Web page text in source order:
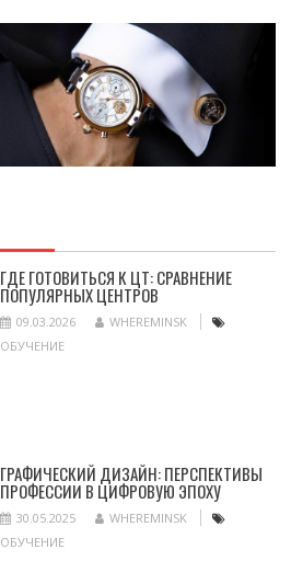
ГДЕ ГОТОВИТЬСЯ К ЦТ: СРАВНЕНИЕ
ПОПУЛЯРНЫХ ЦЕНТРОВ
09.03.2026
WHEREMINSK
ОБУЧЕНИЕ
ГРАФИЧЕСКИЙ ДИЗАЙН: ПЕРСПЕКТИВЫ
ПРОФЕССИИ В ЦИФРОВУЮ ЭПОХУ
30.05.2025
WHEREMINSK
ОБУЧЕНИЕ